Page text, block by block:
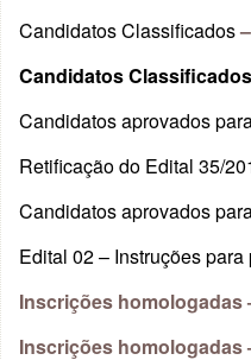
Candidatos Classificados–
Candidatos
Candidatos aprovados
Retificação do Edital 35/
Candidatos aprovados
Edital 02 – Instruções
Inscrições homologadas
Inscrições homologadas